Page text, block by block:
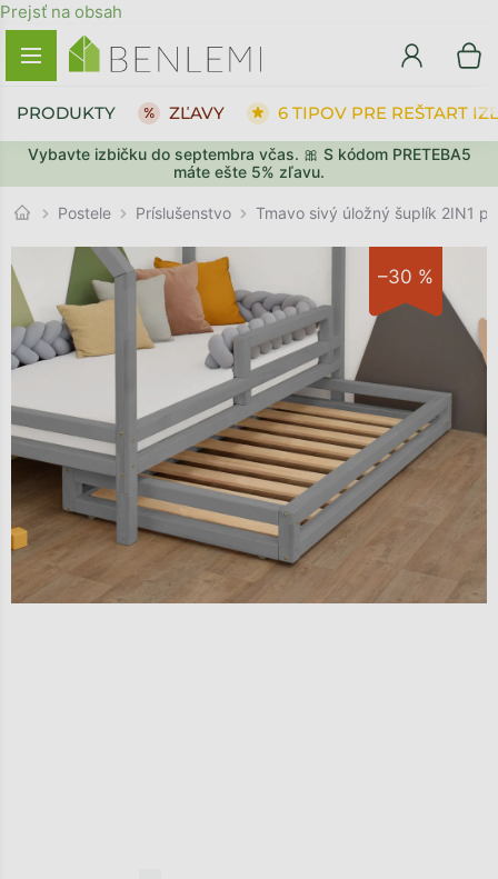
Prejsť na obsah
Vybavte izbičku do septembra včas. 🎀 S kódom PRETEBA5
máte ešte 5% zľavu.
PRODUKTY ZĽAVY 6 TIPOV PRE REŠTART
Postele Príslušenstvo Tmavo sivý úložný šuplík 2IN1
–30 %
SPÄŤ DO OBCHODU PREJSŤ DO KOŠÍKA